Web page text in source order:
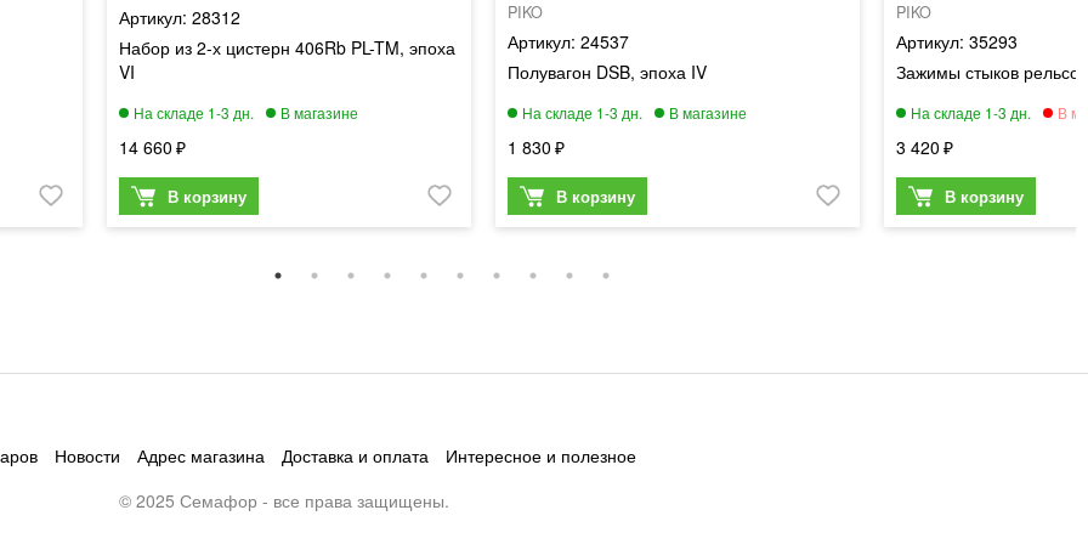
28312
Набор из 2-х цистерн 406Rb PL-TM, эпоха
VI
14 660
PIKO
24537
Полувагон DSB, эпоха IV
1 830
PIKO
35293
Зажимы стыков
3 420
Новости Адрес магазина Доставка и оплата
Интересное и полезное
© 2025 Семафор - все права защищены.